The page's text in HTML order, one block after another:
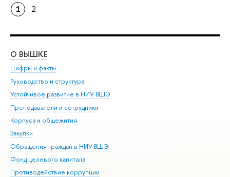
1 2
О ВЫШКЕ
Цифры и факты
Руководство и структура
Устойчивое развитие в НИУ ВШЭ
Преподаватели и сотрудники
Корпуса и общежития
Закупки
Обращения граждан в НИУ ВШЭ
Фонд целевого капитала
Противодействие коррупции